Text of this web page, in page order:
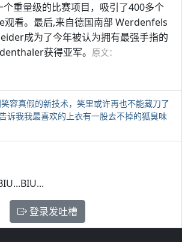
重量级的比赛项目，吸引了400多个
观看。最后,来自德国南部 Werdenfels
成为了今年被认为拥有最强手指的
获得亚军。 原文：
容真假的新技术，笑里或许再也不能藏刀了
诉我我最喜欢的上衣有一股去不掉的狐臭味
登录发吐槽